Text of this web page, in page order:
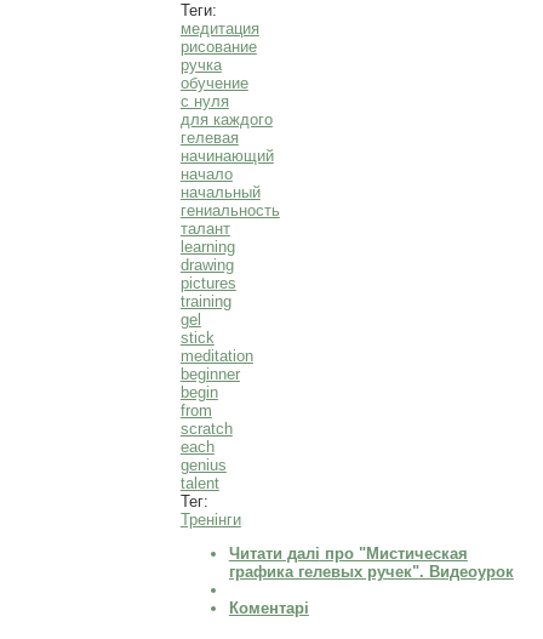
Теги:
медитация
рисование
ручка
обучение
с нуля
для каждого
гелевая
начинающий
начало
начальный
гениальность
талант
learning
drawing
pictures
training
gel
stick
meditation
beginner
begin
from
scratch
each
genius
talent
Тег:
Тренінги
Читати далі про "Мистическая
графика гелевых ручек". Видеоурок
Коментарі